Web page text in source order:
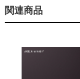
関連商品